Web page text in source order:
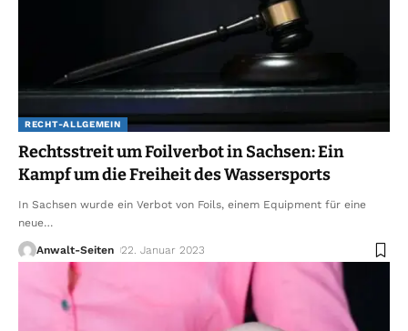
RECHT-ALLGEMEIN
Rechtsstreit um Foilverbot in Sachsen: Ein
Kampf um die Freiheit des Wassersports
In Sachsen wurde ein Verbot von Foils, einem Equipment für eine
neue…
Anwalt-Seiten 22. Januar 2023